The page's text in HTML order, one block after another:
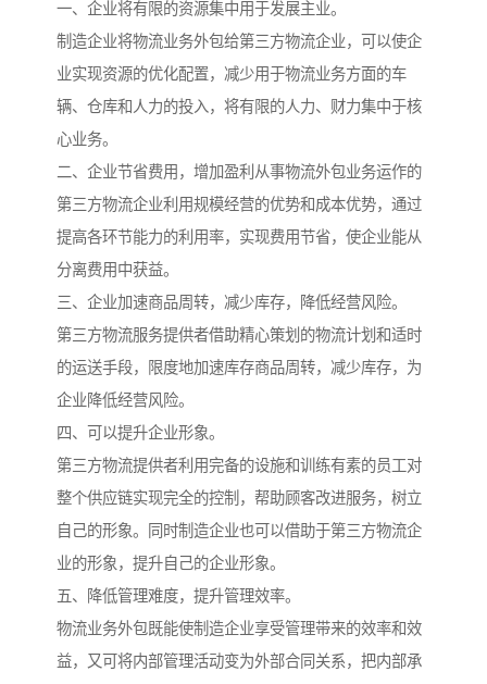
一、企业将有限的资源集中用于发展主业。
制造企业将物流业务外包给第三方物流企业，可以使企
业实现资源的优化配置，减少用于物流业务方面的车
辆、仓库和人力的投入，将有限的人力、财力集中于核
心业务。
二、企业节省费用，增加盈利从事物流外包业务运作的
第三方物流企业利用规模经营的优势和成本优势，通过
提高各环节能力的利用率，实现费用节省，使企业能从
分离费用中获益。
三、企业加速商品周转，减少库存，降低经营风险。
第三方物流服务提供者借助精心策划的物流计划和适时
的运送手段，限度地加速库存商品周转，减少库存，为
企业降低经营风险。
四、可以提升企业形象。
第三方物流提供者利用完备的设施和训练有素的员工对
整个供应链实现完全的控制，帮助顾客改进服务，树立
自己的形象。同时制造企业也可以借助于第三方物流企
业的形象，提升自己的企业形象。
五、降低管理难度，提升管理效率。
物流业务外包既能使制造企业享受管理带来的效率和效
益，又可将内部管理活动变为外部合同关系，把内部承